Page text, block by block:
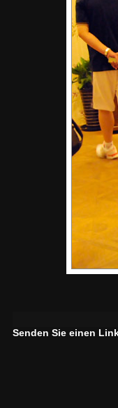
Senden Sie einen